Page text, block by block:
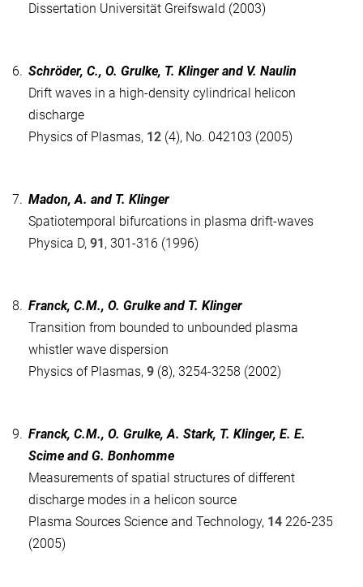
Dissertation Universität Greifswald (2003)
6. Schröder, C., O. Grulke, T. Klinger and V. Naulin
Drift waves in a high-density cylindrical helicon
discharge
Physics of Plasmas, 12 (4), No. 042103 (2005)
7. Madon, A. and T. Klinger
Spatiotemporal bifurcations in plasma drift-waves
Physica D, 91 , 301-316 (1996)
8. Franck, C.M., O. Grulke and T. Klinger
Transition from bounded to unbounded plasma
whistler wave dispersion
Physics of Plasmas, 9 (8), 3254-3258 (2002)
9. Franck, C.M., O. Grulke, A. Stark, T. Klinger, E. E.
Scime and G. Bonhomme
Measurements of spatial structures of different
discharge modes in a helicon source
Plasma Sources Science and Technology, 14 226-235
(2005)